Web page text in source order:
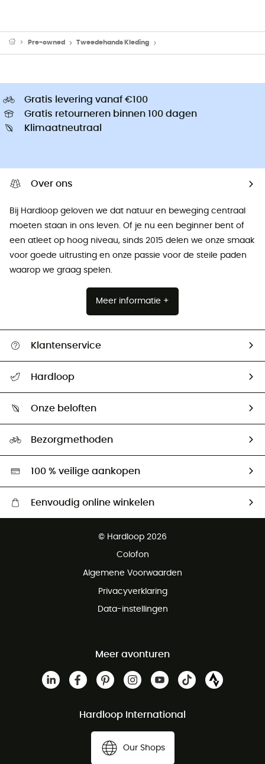
Pre-owned Tweedehands Kleding
Gratis levering vanaf €100
Gratis retourneren binnen 100 dagen
Klimaatneutraal
Over ons
Bij Hardloop geloven we dat natuur en beweging centraal
moeten staan ​​in ons leven. Of je nu een beginner bent of
een atleet op hoog niveau, sinds 2015 delen we onze smaak
voor goede uitrusting en onze passie voor de steile paden
waarop we graag spelen.
Meer informatie +
Klantenservice
Mijn zending volgen
Retourzendingen & Terugbetalingen
Hardloop
Ambassadeurs
Onze beloften
Hardgreen
Bezorgmethoden
100 % veilige aankopen
Eenvoudig online winkelen
Gratis retourneren binnen 100 dagen
© Hardloop 2026
Colofon
Algemene Voorwaarden
Privacyverklaring
Data-instellingen
Meer avonturen
Hardloop International
Our Shops